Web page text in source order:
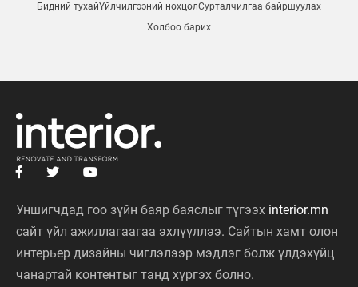
Бидний тухайҮйлчилгээний нөхцөлСурталчилгаа байршуулах
Холбоо барих
Уншигчдад гоо зүйн баяр баяслыг түгээх interior.mn
сайт үйл ажиллагаагаа эхлүүллээ. Сайтын хамт олон
интерьер дизайны чиглэлээр мэдлэг болж үлдэхүйц
чанартай контентыг танд хүргэх болно.